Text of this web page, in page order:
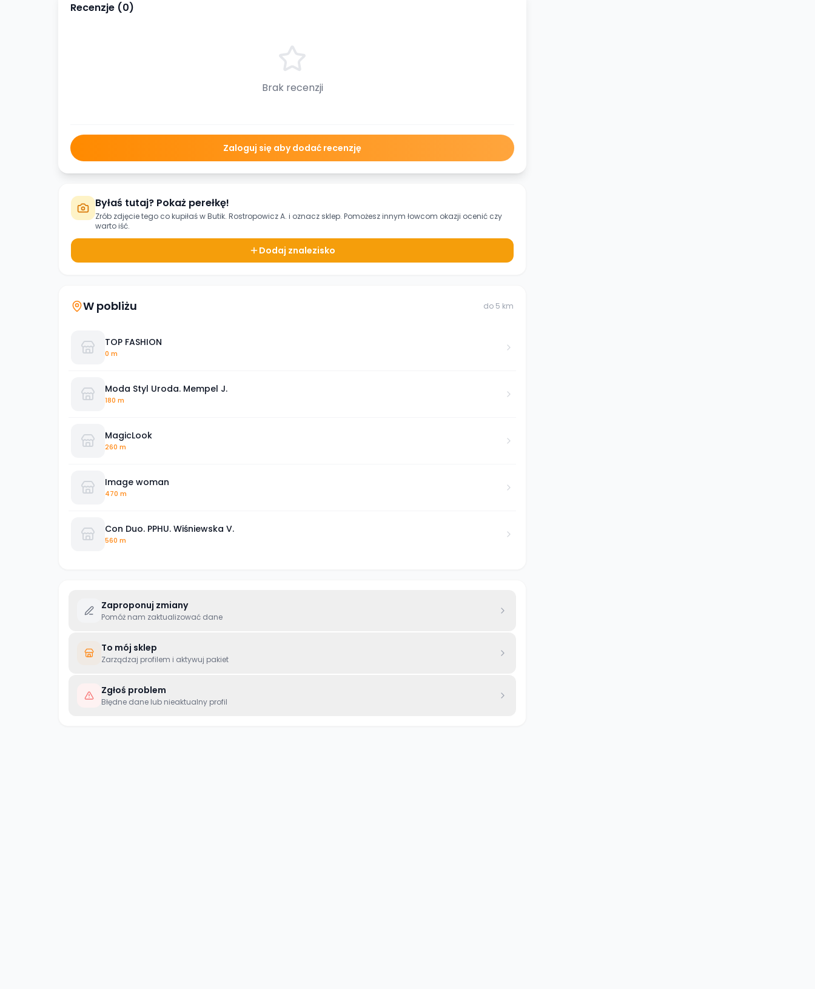
Recenzje (0)
Brak recenzji
Zaloguj się aby dodać recenzję
Byłaś tutaj? Pokaż perełkę!
Zrób zdjęcie tego co kupiłaś wButik. Rostropowicz A. i oznacz sklep. Pomożesz innym łowcom okazji ocenić czy
warto iść.
Dodaj znalezisko
W pobliżu do 5 km
TOP FASHION
0 m
Moda Styl Uroda. Mempel J.
180 m
MagicLook
260 m
Image woman
470 m
Con Duo. PPHU. Wiśniewska V.
560 m
Zaproponuj zmiany
Pomóż nam zaktualizować dane
To mój sklep
Zarządzaj profilem i aktywuj pakiet
Zgłoś problem
Błędne dane lub nieaktualny profil